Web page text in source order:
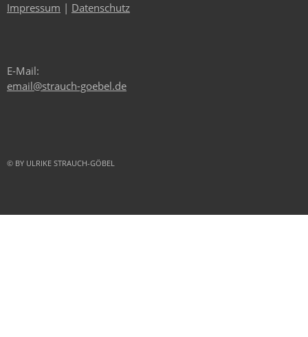
Impressum | Datenschutz
E-Mail:
email@strauch-goebel.de
© BY ULRIKE STRAUCH-GÖBEL